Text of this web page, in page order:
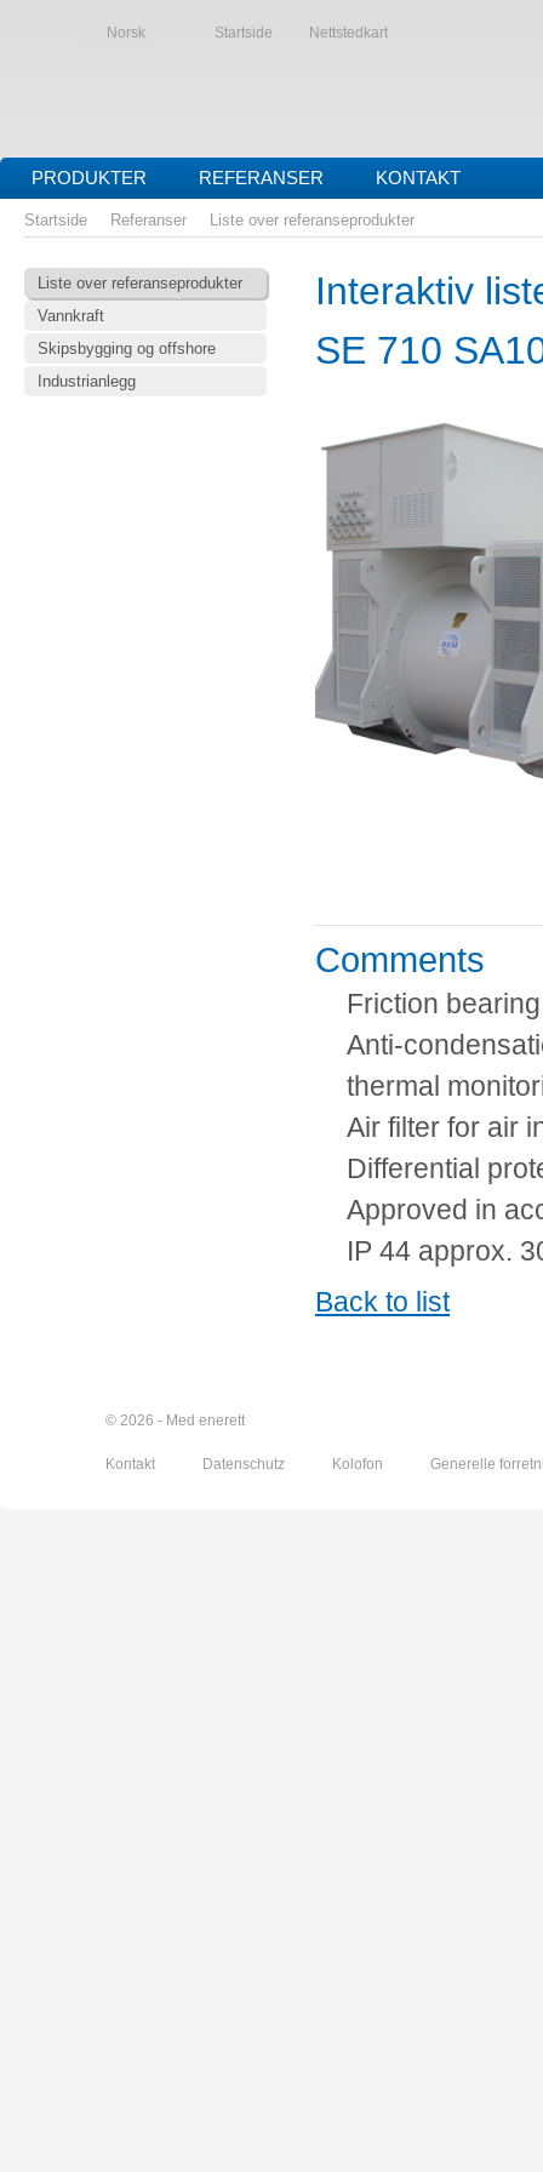
Norsk Startside Nettstedkart
PRODUKTER REFERANSER KONTAKT
Startside Referanser Liste over referanseprodukter
Liste over referanseprodukter
Vannkraft
Skipsbygging og offshore
Industrianlegg
Interaktiv
SE 710
Comments
Friction
Anti-
thermal
Air filter for air
Differential
Approved in
IP 44 approx.
Back to list
© 2026 - Med enerett
Kontakt Datenschutz Kolofon Generelle